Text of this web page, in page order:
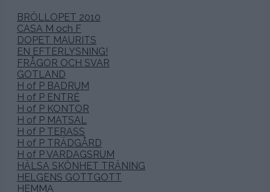
BRÖLLOPET 2010
CASA M och F
DOPET MAURITS
EN EFTERLYSNING!
FRÅGOR OCH SVAR
GOTLAND
H of P BADRUM
H of P ENTRÉ
H of P KONTOR
H of P MATSAL
H of P TERASS
H of P TRÄDGÅRD
H of P VARDAGSRUM
HÄLSA SKÖNHET TRÄNING
HELGENS GOTTGOTT
HEMMA